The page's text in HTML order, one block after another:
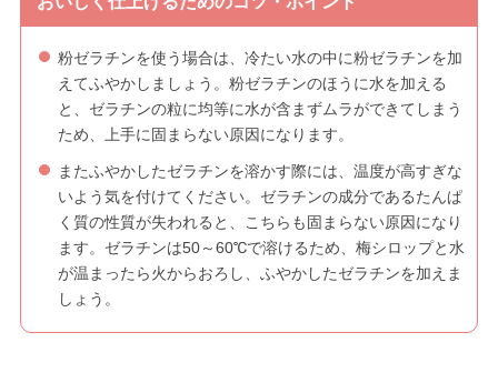
粉ゼラチンを使う場合は、冷たい水の中に粉ゼラチンを加
えてふやかしましょう。粉ゼラチンのほうに水を加える
と、ゼラチンの粒に均等に水が含まずムラができてしまう
ため、上手に固まらない原因になります。
またふやかしたゼラチンを溶かす際には、温度が高すぎな
いよう気を付けてください。ゼラチンの成分であるたんぱ
く質の性質が失われると、こちらも固まらない原因になり
ます。ゼラチンは50～60℃で溶けるため、梅シロップと水
が温まったら火からおろし、ふやかしたゼラチンを加えま
しょう。